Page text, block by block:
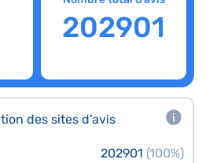
202901
des sites d’avis
202901 (100%)